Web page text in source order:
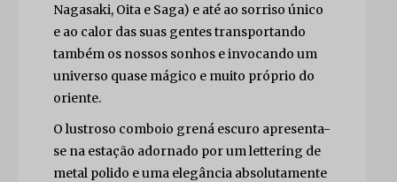
Nagasaki, Oita e Saga) e até ao sorriso único
e ao calor das suas gentes transportando
também os nossos sonhos e invocando um
universo quase mágico e muito próprio do
oriente.
O lustroso comboio grená escuro apresenta-
se na estação adornado por um lettering de
metal polido e uma elegância absolutamente